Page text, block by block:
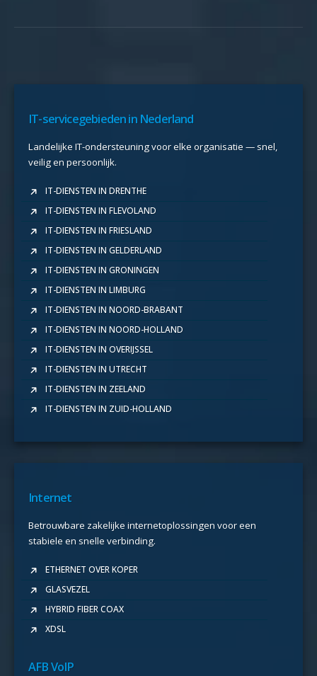
IT-servicegebieden in Nederland
Landelijke IT-ondersteuning voor elke organisatie — snel,
veilig en persoonlijk.
IT-DIENSTEN IN DRENTHE
IT-DIENSTEN IN FLEVOLAND
IT-DIENSTEN IN FRIESLAND
IT-DIENSTEN IN GELDERLAND
IT-DIENSTEN IN GRONINGEN
IT-DIENSTEN IN LIMBURG
IT-DIENSTEN IN NOORD-BRABANT
IT-DIENSTEN IN NOORD-HOLLAND
IT-DIENSTEN IN OVERIJSSEL
IT-DIENSTEN IN UTRECHT
IT-DIENSTEN IN ZEELAND
IT-DIENSTEN IN ZUID-HOLLAND
Internet
Betrouwbare zakelijke internetoplossingen voor een
stabiele en snelle verbinding.
ETHERNET OVER KOPER
GLASVEZEL
HYBRID FIBER COAX
XDSL
AFB VoIP